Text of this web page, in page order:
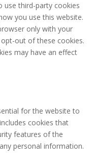
use third-party cookies
you use this website.
only with your
out of these cookies.
may have an effect
for the website to
cookies that
features of the
personal information.